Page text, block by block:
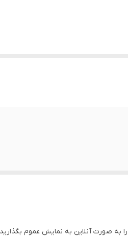
آنلاین به نمایش عموم بگذارید